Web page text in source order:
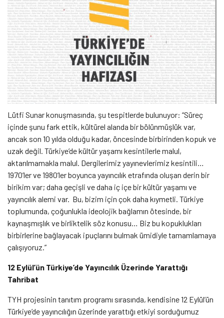
Lütfi Sunar konuşmasında, şu tespitlerde bulunuyor: “Süreç
içinde şunu fark ettik, kültürel alanda bir bölünmüşlük var,
ancak son 10 yılda olduğu kadar, öncesinde birbirinden kopuk ve
uzak değil. Türkiye’de kültür yaşamı kesintilerle malul,
aktarılmamakla malul. Dergilerimiz yayınevlerimiz kesintili…
1970’ler ve 1980’ler boyunca yayıncılık etrafında oluşan derin bir
birikim var; daha geçişli ve daha iç içe bir kültür yaşamı ve
yayıncılık alemi var. Bu, bizim için çok daha kıymetli. Türkiye
toplumunda, çoğunlukla ideolojik bağlamın ötesinde, bir
kaynaşmışlık ve birliktelik söz konusu… Biz bu kopuklukları
birbirlerine bağlayacak ipuçlarını bulmak ümidiyle tamamlamaya
çalışıyoruz.”
12 Eylül’ün Türkiye’de Yayıncılık Üzerinde Yarattığı
Tahribat
TYH projesinin tanıtım programı sırasında, kendisine 12 Eylül’ün
Türkiye’de yayıncılığın üzerinde yarattığı etkiyi sorduğumuz